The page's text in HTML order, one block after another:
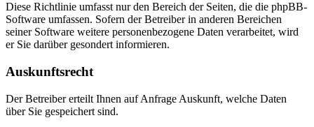
Diese Richtlinie umfasst nur den Bereich der Seiten, die die phpBB-
Software umfassen. Sofern der Betreiber in anderen Bereichen
seiner Software weitere personenbezogene Daten verarbeitet, wird
er Sie darüber gesondert informieren.
Auskunftsrecht
Der Betreiber erteilt Ihnen auf Anfrage Auskunft, welche Daten
über Sie gespeichert sind.